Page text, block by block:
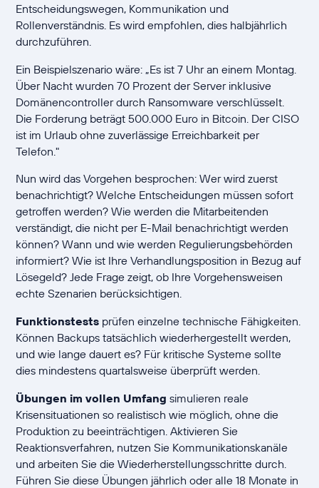
Entscheidungswegen, Kommunikation und
Rollenverständnis. Es wird empfohlen, dies halbjährlich
durchzuführen.
Ein Beispielszenario wäre: „Es ist 7 Uhr an einem Montag.
Über Nacht wurden 70 Prozent der Server inklusive
Domänencontroller durch Ransomware verschlüsselt.
Die Forderung beträgt 500.000 Euro in Bitcoin. Der CISO
ist im Urlaub ohne zuverlässige Erreichbarkeit per
Telefon."
Nun wird das Vorgehen besprochen: Wer wird zuerst
benachrichtigt? Welche Entscheidungen müssen sofort
getroffen werden? Wie werden die Mitarbeitenden
verständigt, die nicht per E-Mail benachrichtigt werden
können? Wann und wie werden Regulierungsbehörden
informiert? Wie ist Ihre Verhandlungsposition in Bezug auf
Lösegeld? Jede Frage zeigt, ob Ihre Vorgehensweisen
echte Szenarien berücksichtigen.
Funktionstests prüfen einzelne technische Fähigkeiten.
Können Backups tatsächlich wiederhergestellt werden,
und wie lange dauert es? Für kritische Systeme sollte
dies mindestens quartalsweise überprüft werden.
Übungen im vollen Umfang simulieren reale
Krisensituationen so realistisch wie möglich, ohne die
Produktion zu beeinträchtigen. Aktivieren Sie
Reaktionsverfahren, nutzen Sie Kommunikationskanäle
und arbeiten Sie die Wiederherstellungsschritte durch.
Führen Sie diese Übungen jährlich oder alle 18 Monate in